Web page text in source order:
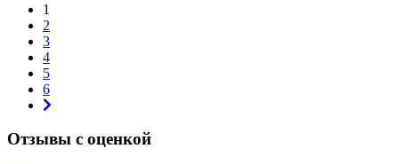
1
2
3
4
5
6
Отзывы с оценкой